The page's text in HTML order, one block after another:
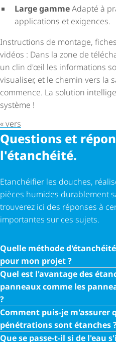
Large gammeAdapté à
applications et exigences.
Instructions de montage,
vidéos : Dans la zone de
un clin d'œil les informations
visualiser, et le chemin vers la
commence. La solution
système !
« vers
Questions et
l'étanchéité.
Etanchéifier les douches,
pièces humides durablement
trouverez ici des réponses à
importantes sur ces sujets.
Quelle méthode
pour mon projet ?
Quel est l'avantage des
panneaux comme les
?
Comment puis-je m'assurer
pénétrations sont étanches
Que se passe-t-il si de l'eau